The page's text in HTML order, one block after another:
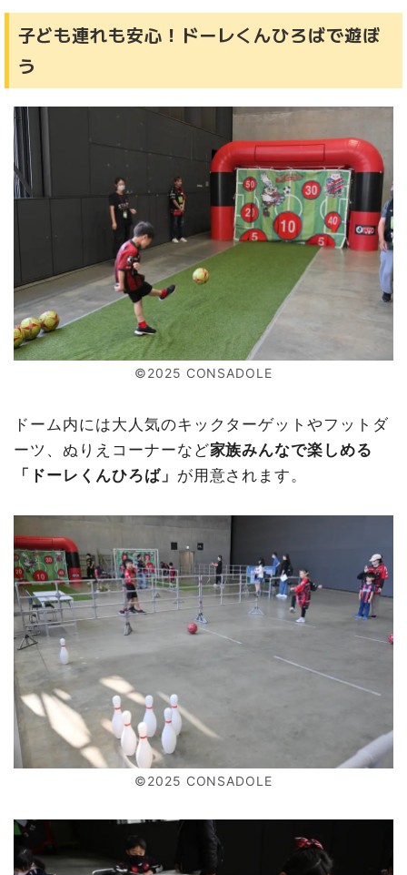
子ども連れも安心！ドーレくんひろばで遊ぼ
う
©2025 CONSADOLE
ドーム内には大人気のキックターゲットやフットダ
ーツ、ぬりえコーナーなど家族みんなで楽しめる
「ドーレくんひろば」 が用意されます。
©2025 CONSADOLE